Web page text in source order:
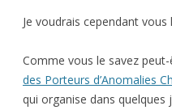
Je voudrais cependant
Comme vous le savez
des Porteurs d’Anomalies
qui organise dans